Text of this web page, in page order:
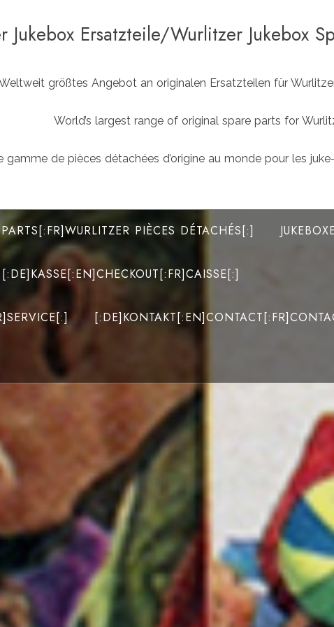
Jukebox Ersatzteile/Wurlitzer Jukebox
größtes Angebot an originalen Ersatzteilen für
World’s largest range of original spare parts for
gamme de pièces détachées d’origine au monde pour les
PIÈCES DÉTACHÉS[:]
[:DE]KASSE[:EN]CHECKOUT[:FR]CAISSE[:]